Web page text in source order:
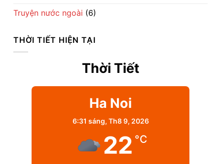
Truyện nước ngoài (6)
THỜI TIẾT HIỆN TẠI
Thời Tiết
Ha Noi
6:31 sáng, Th8 9, 2026
22 °C